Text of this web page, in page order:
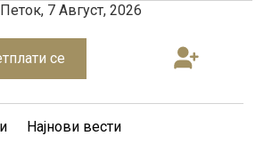
Петок, 7 Август, 2026
се
Најнови вести